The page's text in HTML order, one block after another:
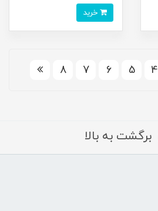
4
5
6
7
8
برگشت به بالا